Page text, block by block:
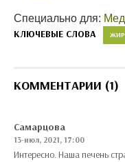
Специально для:
КЛЮЧЕВЫЕ СЛОВА
КОММЕНТАРИИ (1)
Самарцова
13-июл, 2021, 17:00
Интересно. Наша печень